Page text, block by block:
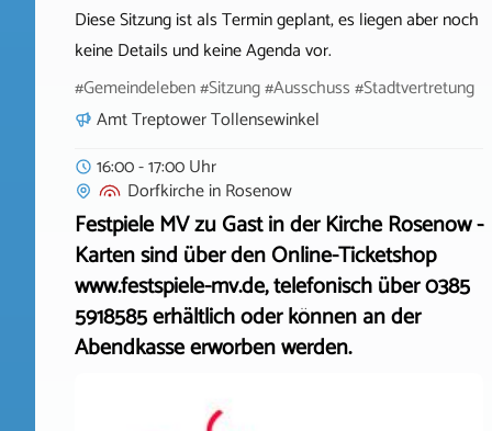
Diese Sitzung ist als Termin geplant, es liegen aber noch
keine Details und keine Agenda vor.
#Gemeindeleben #Sitzung #Ausschuss #Stadtvertretung
Amt Treptower Tollensewinkel
16:00 - 17:00 Uhr
DorfkircheinRosenow
Festpiele MV zu Gast in der Kirche Rosenow -
Karten sind über den Online-Ticketshop
www.festspiele-mv.de, telefonisch über 0385
5918585 erhältlich oder können an der
Abendkasse erworben werden.